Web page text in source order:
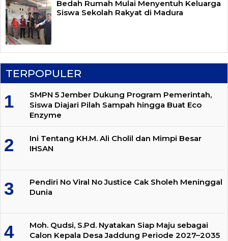
Bedah Rumah Mulai Menyentuh Keluarga
Siswa Sekolah Rakyat di Madura
TERPOPULER
SMPN 5 Jember Dukung Program Pemerintah,
Siswa Diajari Pilah Sampah hingga Buat Eco
Enzyme
Ini Tentang KH.M. Ali Cholil dan Mimpi Besar
IHSAN
Pendiri No Viral No Justice Cak Sholeh Meninggal
Dunia
Moh. Qudsi, S.Pd. Nyatakan Siap Maju sebagai
Calon Kepala Desa Jaddung Periode 2027–2035